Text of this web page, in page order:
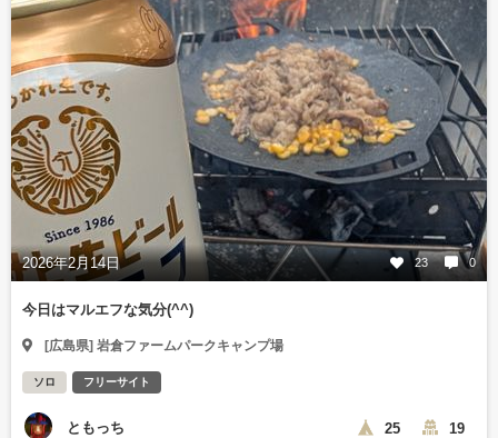
2026年2月14日 23 0
今日はマルエフな気分(^^)
[広島県] 岩倉ファームパークキャンプ場
ソロ フリーサイト
ともっち 25 19